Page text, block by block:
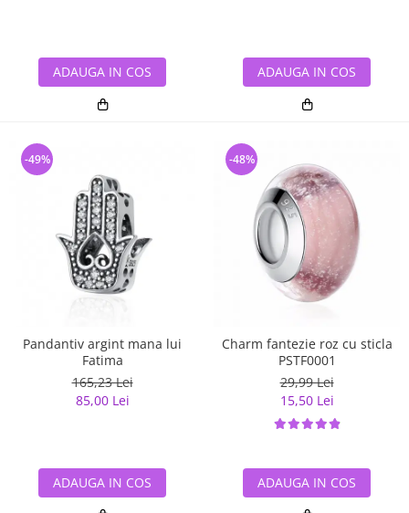
ADAUGA IN COS ADAUGA IN COS
Pandantiv argint mana lui
Fatima
165,23 Lei
85,00 Lei
-49%
ADAUGA IN COS
Charm fantezie roz cu sticla
PSTF0001
29,99 Lei
15,50 Lei
-48%
ADAUGA IN COS